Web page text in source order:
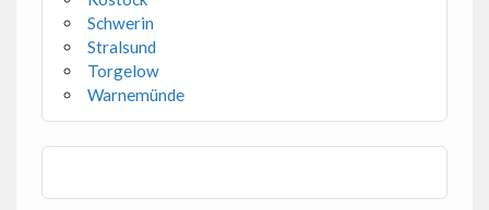
Schwerin
Stralsund
Torgelow
Warnemünde